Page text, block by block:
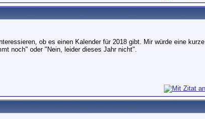
ob es einen Kalender für 2018 gibt. Mir würde eine kurze
noch" oder "Nein, leider dieses Jahr nicht".